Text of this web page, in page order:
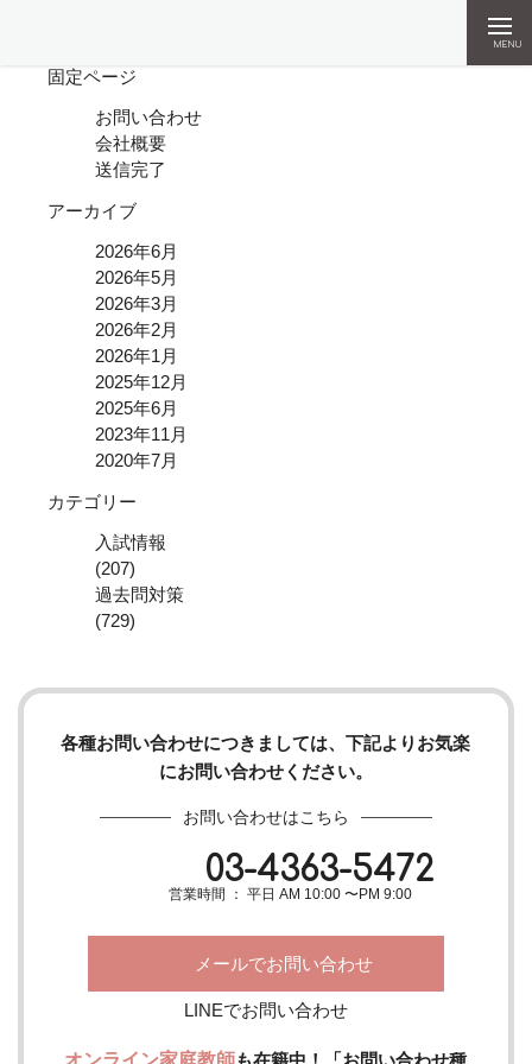
MENU
固定ページ
お問い合わせ
会社概要
送信完了
アーカイブ
2026年6月
2026年5月
2026年3月
2026年2月
2026年1月
2025年12月
2025年6月
2023年11月
2020年7月
カテゴリー
入試情報
(207)
過去問対策
(729)
各種お問い合わせにつきましては、下記よりお気楽
にお問い合わせください。
お問い合わせはこちら
03-4363-5472
営業時間 ： 平日 AM 10:00 〜PM 9:00
メールでお問い合わせ
LINEでお問い合わせ